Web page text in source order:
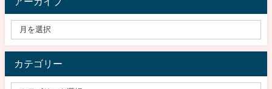
カテゴリー